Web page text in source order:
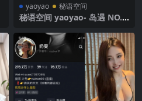
yaoyao 秘语空间
秘语空间 yaoyao- 岛遇 NO.0
整版